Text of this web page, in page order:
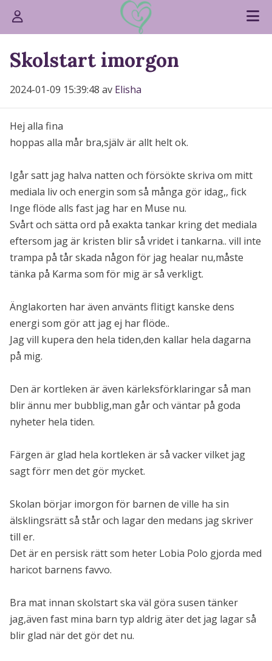
Skolstart imorgon
2024-01-09 15:39:48 av Elisha
Hej alla fina
hoppas alla mår bra,själv är allt helt ok.
Igår satt jag halva natten och försökte skriva om mitt
mediala liv och energin som så många gör idag,, fick
Inge flöde alls fast jag har en Muse nu.
Svårt och sätta ord på exakta tankar kring det mediala
eftersom jag är kristen blir så vridet i tankarna.. vill inte
trampa på tår skada någon för jag healar nu,måste
tänka på Karma som för mig är så verkligt.
Änglakorten har även använts flitigt kanske dens
energi som gör att jag ej har flöde..
Jag vill kupera den hela tiden,den kallar hela dagarna
på mig.
Den är kortleken är även kärleksförklaringar så man
blir ännu mer bubblig,man går och väntar på goda
nyheter hela tiden.
Färgen är glad hela kortleken är så vacker vilket jag
sagt förr men det gör mycket.
Skolan börjar imorgon för barnen de ville ha sin
älsklingsrätt så står och lagar den medans jag skriver
till er.
Det är en persisk rätt som heter Lobia Polo gjorda med
haricot barnens favvo.
Bra mat innan skolstart ska väl göra susen tänker
jag,även fast mina barn typ aldrig äter det jag lagar så
blir glad när det gör det nu.